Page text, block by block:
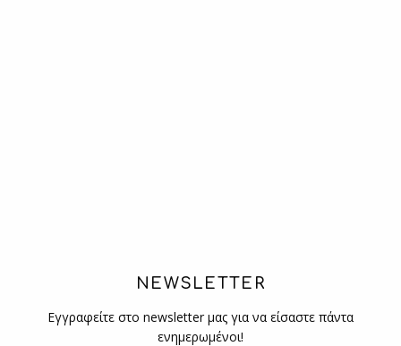
NEWSLETTER
Εγγραφείτε στο newsletter μας για να είσαστε πάντα
ενημερωμένοι!